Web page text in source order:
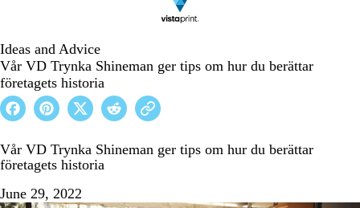
Ideas and Advice
Vår VD Trynka Shineman ger tips om hur du berättar
företagets historia
Vår VD Trynka Shineman ger tips om hur du berättar
företagets historia
June 29, 2022